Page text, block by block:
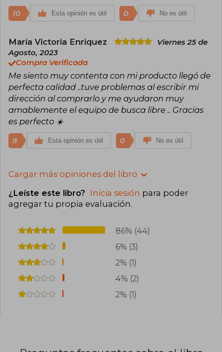
10 Esta opinión es útil 0 No es útil
María Victoria Enriquez
Viernes 25 de
Agosto, 2023
Compra Verificada
Me siento muy contenta con mi producto llegó de
perfecta calidad ..tuve problemas al escribir mi
dirección al comprarlo y me ayudaron muy
amablemente el equipo de busca libre .. Gracias
es perfecto ☀️
9 Esta opinión es útil 0 No es útil
Cargar más opiniones del libro
¿Leíste este libro? Inicia sesión para poder
agregar tu propia evaluación.
86% (44)
6% (3)
2% (1)
4% (2)
2% (1)